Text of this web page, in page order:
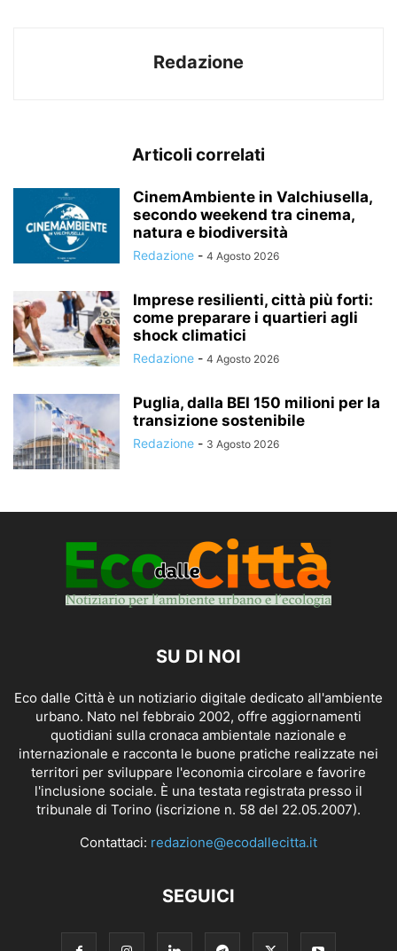
Redazione
Articoli correlati
CinemAmbiente in Valchiusella,
secondo weekend tra cinema,
natura e biodiversità
Redazione - 4 Agosto 2026
Imprese resilienti, città più forti:
come preparare i quartieri agli
shock climatici
Redazione - 4 Agosto 2026
Puglia, dalla BEI 150 milioni per la
transizione sostenibile
Redazione - 3 Agosto 2026
SU DI NOI
Eco dalle Città è un notiziario digitale dedicato all'ambiente
urbano. Nato nel febbraio 2002, offre aggiornamenti
quotidiani sulla cronaca ambientale nazionale e
internazionale e racconta le buone pratiche realizzate nei
territori per sviluppare l'economia circolare e favorire
l'inclusione sociale. È una testata registrata presso il
tribunale di Torino (iscrizione n. 58 del 22.05.2007).
Contattaci: redazione@ecodallecitta.it
SEGUICI